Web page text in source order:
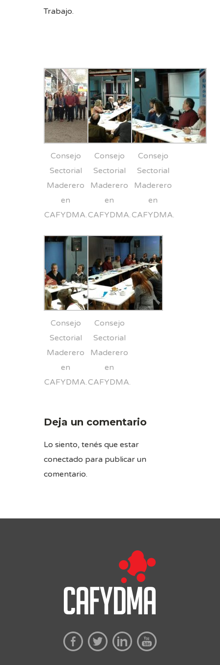
Trabajo.
Consejo
Sectorial
Maderero
en
CAFYDMA.
Consejo
Sectorial
Maderero
en
CAFYDMA.
Consejo
Sectorial
Maderero
en
CAFYDMA.
Consejo
Sectorial
Maderero
en
CAFYDMA.
Consejo
Sectorial
Maderero
en
CAFYDMA.
Deja un comentario
Lo siento, tenés que estar
conectado para publicar un
comentario.